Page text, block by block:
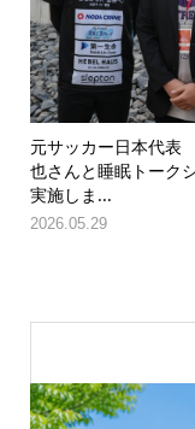
元サッカー日本代
也さんと睡眠トーク
実施しま...
2026.05.29